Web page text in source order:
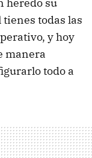
todas las
y hoy
manera
todo a